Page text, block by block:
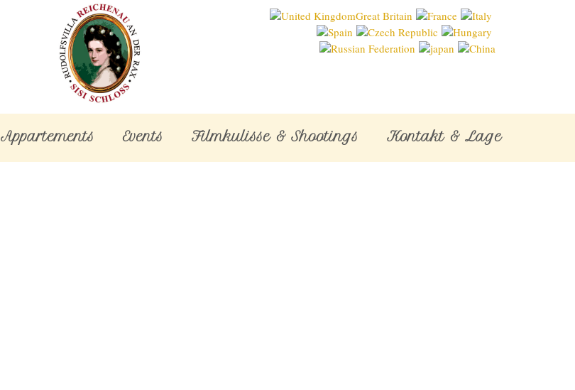
Appartements Events Filmkulisse & Shootings Kontakt & Lage